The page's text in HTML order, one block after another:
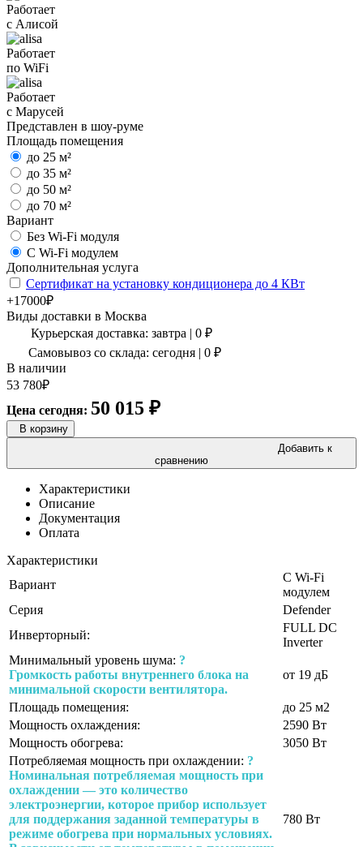
Работает
с Алисой
Работает
по WiFi
Работает
с Марусей
Представлен в шоу-руме
Площадь помещения
до 25 м²
до 35 м²
до 50 м²
до 70 м²
Вариант
Без Wi-Fi модуля
С Wi-Fi модулем
Дополнительная услуга
Сертификат на установку кондиционера до 4 КВт
+17000₽
Виды доставки в Москва
Курьерская доставка: завтра | 0 ₽
Самовывоз со склада: сегодня | 0 ₽
В наличии
53 780₽
Цена сегодня: 50 015 ₽
В корзину
Добавить к
сравнению
Характеристики
Описание
Документация
Оплата
Характеристики
Вариант
С Wi-Fi
модулем
Серия
Defender
Инверторный:
FULL DC
Inverter
Минимальный уровень шума: ?
Громкость работы внутреннего блока на
минимальной скорости вентилятора.
от 19 дБ
Площадь помещения:
до 25 м2
Мощность охлаждения:
2590 Вт
Мощность обогрева:
3050 Вт
Потребляемая мощность при охлаждении: ?
Номинальная потребляемая мощность при
охлаждении — это количество
электроэнергии, которое прибор использует
для поддержания заданной температуры в
режиме обогрева при нормальных условиях.
780 Вт